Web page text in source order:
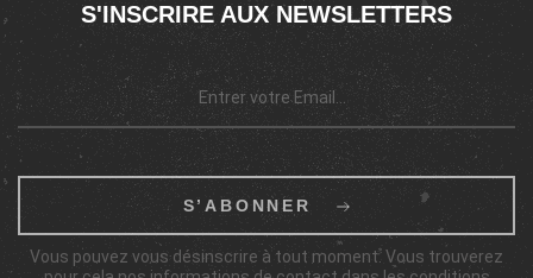
S'INSCRIRE AUX NEWSLETTERS
S’ABONNER
Vous pouvez vous désinscrire à tout moment. Vous trouverez